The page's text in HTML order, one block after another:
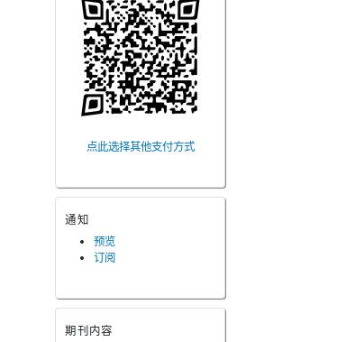
点此选择其他支付方式
通知
预览
订阅
期刊内容